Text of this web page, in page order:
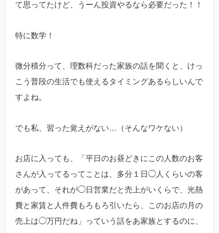
て思ってたけど、うーん投資やるなら必要だった！！
特に数学！
微分積分って、理数科だった家族の話を聞くと、けっ
こう普段の生活でも使えるタイミングあるらしいんで
すよね。
でも私、習った覚えがない…（そんなワケない）
お店に入っても、「平日のお昼どきにこの人数のお客
さんが入ってるってことは、多分１日◯人くらいの客
があって、それが◯日営業だと売上がいくらで、光熱
費と家賃と人件費もろもろ引いたら、このお店の月の
売上は◯万円だね」っていう話をあ家族とするのに、